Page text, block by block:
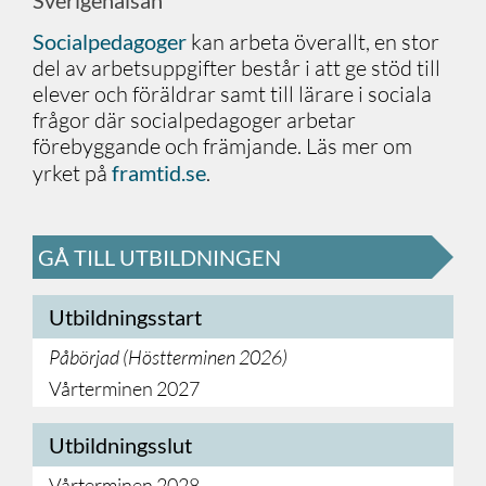
Socialpedagoger kan arbeta överallt, en stor
del av arbetsuppgifter består i att ge stöd till
elever och föräldrar samt till lärare i sociala
frågor där socialpedagoger arbetar
förebyggande och främjande. Läs mer om
yrket på framtid.se.
GÅ TILL UTBILDNINGEN
Utbildningsstart
Påbörjad (Höstterminen 2026)
Vårterminen 2027
Utbildningsslut